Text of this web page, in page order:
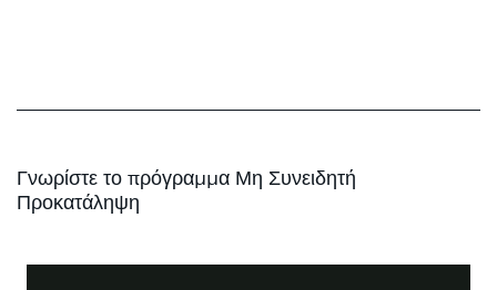
Γνωρίστε το πρόγραμμα Μη Συνειδητή
Προκατάληψη